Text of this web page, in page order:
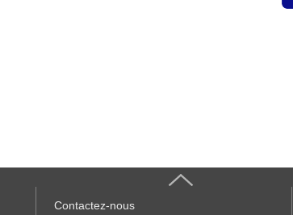
Contactez-nous